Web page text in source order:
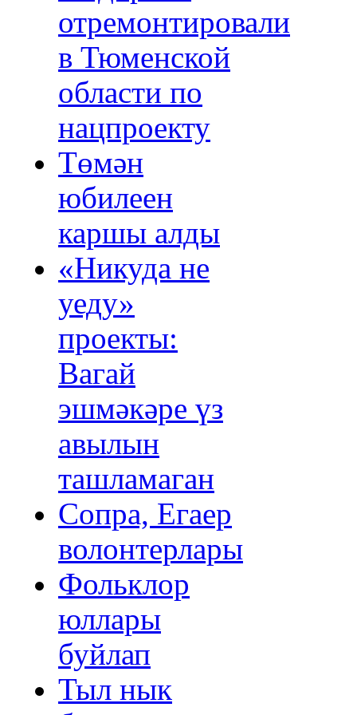
отремонтировали
в Тюменской
области по
нацпроекту
Төмән
юбилеен
каршы алды
«Никуда не
уеду»
проекты:
Вагай
эшмәкәре үз
авылын
ташламаган
Сопра, Егаер
волонтерлары
Фольклор
юллары
буйлап
Тыл нык